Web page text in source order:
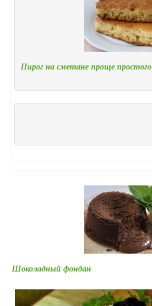
Пирог на сметане проще простого
Шоколадный фондан